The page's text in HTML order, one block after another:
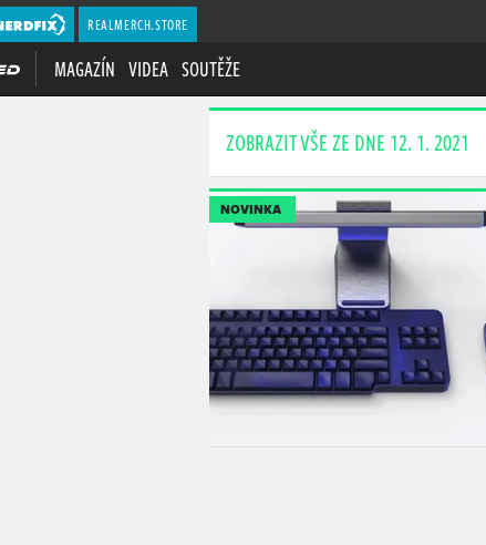
REALMERCH.STORE
MAGAZÍN VIDEA SOUTĚŽE
ZOBRAZIT VŠE ZE DNE 12. 1. 2021
NOVINKA